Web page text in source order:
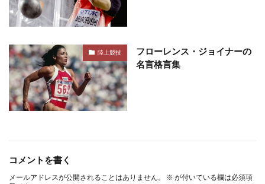
陸上競技
フローレンス・ジョイナーの
名言格言集
コメントを書く
メールアドレスが公開されることはありません。 ※ が付いている欄は必須項